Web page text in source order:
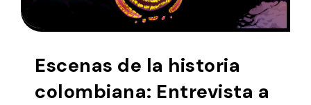
Escenas de la historia
colombiana: Entrevista a